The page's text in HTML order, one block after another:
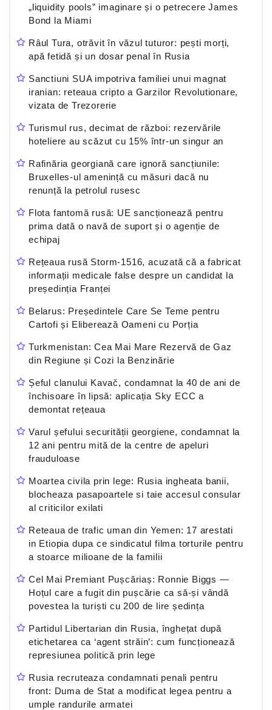
„liquidity pools” imaginare și o petrecere James
Bond la Miami
Râul Tura, otrăvit în văzul tuturor: pești morți,
apă fetidă și un dosar penal în Rusia
Sanctiuni SUA impotriva familiei unui magnat
iranian: reteaua cripto a Garzilor Revolutionare,
vizata de Trezorerie
Turismul rus, decimat de război: rezervările
hoteliere au scăzut cu 15% într-un singur an
Rafinăria georgiană care ignoră sancțiunile:
Bruxelles-ul amenință cu măsuri dacă nu
renunță la petrolul rusesc
Flota fantomă rusă: UE sancționează pentru
prima dată o navă de suport și o agenție de
echipaj
Rețeaua rusă Storm-1516, acuzată că a fabricat
informații medicale false despre un candidat la
președinția Franței
Belarus: Președintele Care Se Teme pentru
Cartofi și Eliberează Oameni cu Porția
Turkmenistan: Cea Mai Mare Rezervă de Gaz
din Regiune și Cozi la Benzinărie
Șeful clanului Kavač, condamnat la 40 de ani de
închisoare în lipsă: aplicația Sky ECC a
demontat rețeaua
Varul șefului securității georgiene, condamnat la
12 ani pentru mită de la centre de apeluri
frauduloase
Moartea civila prin lege: Rusia ingheata banii,
blocheaza pasapoartele si taie accesul consular
al criticilor exilati
Reteaua de trafic uman din Yemen: 17 arestati
in Etiopia dupa ce sindicatul filma torturile pentru
a stoarce milioane de la familii
Cel Mai Premiant Pușcăriaș: Ronnie Biggs —
Hoțul care a fugit din pușcărie ca să-și vândă
povestea la turiști cu 200 de lire ședința
Partidul Libertarian din Rusia, înghețat după
etichetarea ca ‘agent străin’: cum funcționează
represiunea politică prin lege
Rusia recruteaza condamnati penali pentru
front: Duma de Stat a modificat legea pentru a
umple randurile armatei